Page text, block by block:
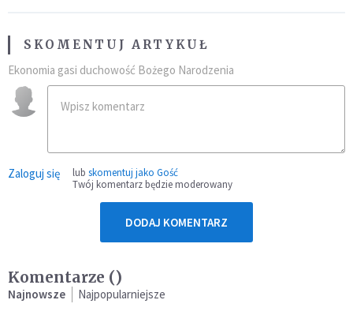
SKOMENTUJ ARTYKUŁ
Ekonomia gasi duchowość Bożego Narodzenia
Zaloguj się lub skomentuj jako Gość
Twój komentarz będzie moderowany
DODAJ KOMENTARZ
Komentarze ()
Najnowsze Najpopularniejsze